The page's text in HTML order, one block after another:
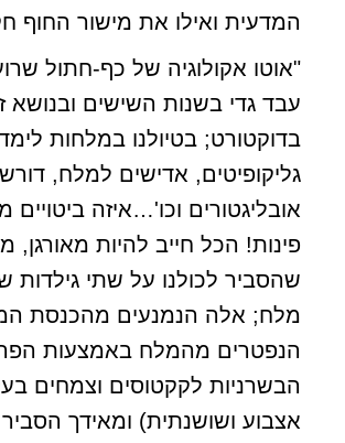
המדעית ואילו את מישור החוף
"אוטו אקולוגיה של כף-חתול
עבד גדי בשנות השישים
בדוקטורט; בטיולנו במלחות
גליקופיטים, אדישים למלח,
אובליגטורים וכו'…איזה
פינות! הכל חייב להיות מאורגן,
שהסביר לכולנו על שתי
מלח; אלה הנמנעים מהכנסת
הנפטרים מהמלח באמצעות
אצבוע ושושנתית) ומאידך